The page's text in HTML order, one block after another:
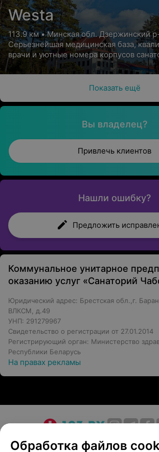
Westa
113.9 км • Минская обл. Дзержинский
Серьезнейшая медицинская база,
врачи и уютные номера корпусов
Вам высококлассный отдых с пользой
Показать ещё
Вы владелец?
Привлечь клиентов
Нашли ошибку?
Предложить
Коммунальное унитарное
оказанию услуг «Санаторий
Юридический адрес: Брестская обл.,г.
ВЛКСМ, д.49
УНП: 291279967
Свидетельство о регистрации от 27.01.2014
Регистрирующий орган: Министерство
Республики Беларусь
На правах рекламы
О проекте Новости проекта
Обработка файлов